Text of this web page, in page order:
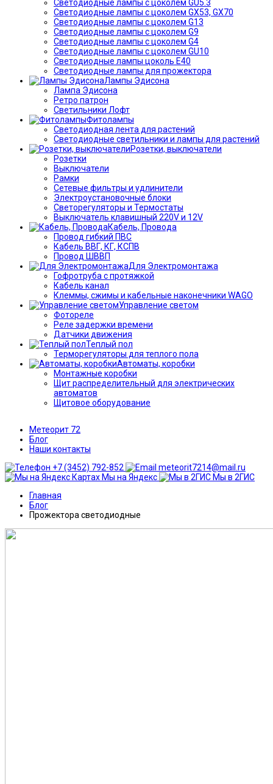
Светодиодные лампы с цоколем GU5.3
Светодиодные лампы с цоколем GX53, GX70
Светодиодные лампы с цоколем G13
Светодиодные лампы с цоколем G9
Светодиодные лампы с цоколем G4
Светодиодные лампы с цоколем GU10
Светодиодные лампы цоколь Е40
Светодиодные лампы для прожектора
Лампы Эдисона
Лампа Эдисона
Ретро патрон
Светильники Лофт
Фитолампы
Светодиодная лента для растений
Светодиодные светильники и лампы для растений
Розетки, выключатели
Розетки
Выключатели
Рамки
Сетевые фильтры и удлинители
Электроустановочные блоки
Светорегуляторы и Термостаты
Выключатель клавишный 220V и 12V
Кабель, Провода
Провод гибкий ПВС
Кабель ВВГ, КГ, КСПВ
Провод ШВВП
Для Электромонтажа
Гофротруба с протяжкой
Кабель канал
Клеммы, сжимы и кабельные наконечники WAGO
Управление светом
Фотореле
Реле задержки времени
Датчики движения
Теплый пол
Терморегуляторы для теплого пола
Автоматы, коробки
Монтажные коробки
Щит распределительный для электрических
автоматов
Щитовое оборудование
Метеорит 72
Блог
Наши контакты
+7 (3452) 792-852
meteorit7214@mail.ru
Мы на Яндекс
Мы в 2ГИС
Главная
Блог
Прожектора светодиодные